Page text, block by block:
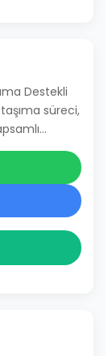
Destekli
taşıma süreci,